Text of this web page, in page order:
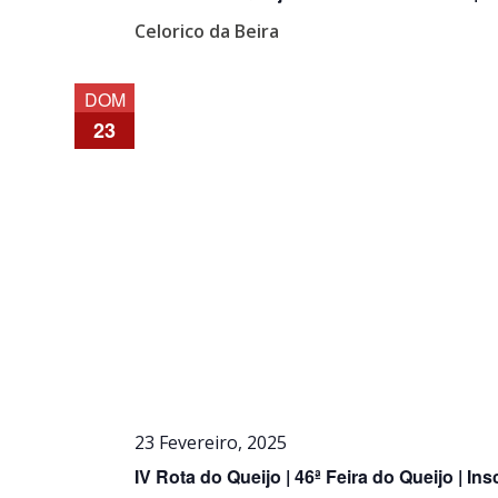
Celorico da Beira
DOM
23
IV Rota do Queijo | 46ª Feira do Queijo |
23 Fevereiro, 2025